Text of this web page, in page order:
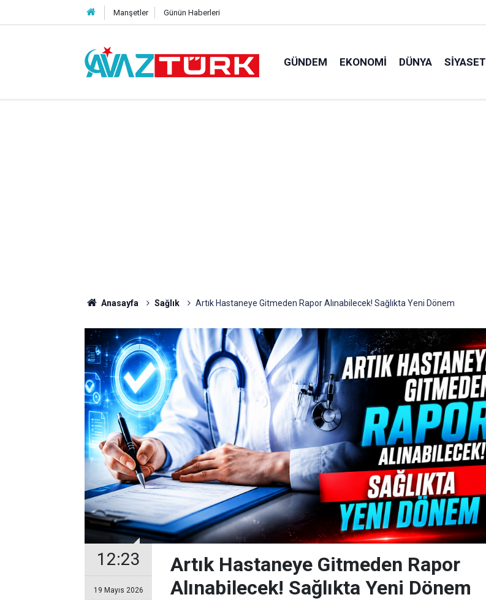
Manşetler Günün Haberleri
GÜNDEM EKONOMI DÜNYA SIYASET
Anasayfa Sağlık Artık Hastaneye Gitmeden Rapor Alınabilecek! Sağlıkta Yeni Dönem
12:23
19 Mayıs 2026
Artık Hastaneye Gitmeden Rapor
Alınabilecek! Sağlıkta Yeni Dönem